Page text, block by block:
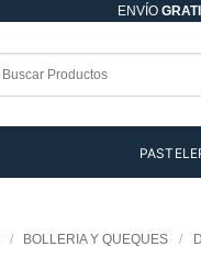
ENVÍO
/ BOLLERIA Y QUEQUES /